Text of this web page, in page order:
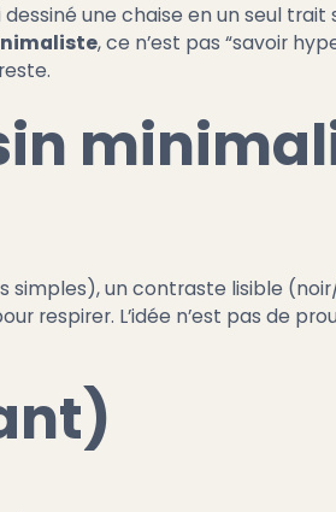
une chaise en un seul
, ce n’est pas “savoir
simples), un contraste lisible
respirer. L’idée n’est pas de